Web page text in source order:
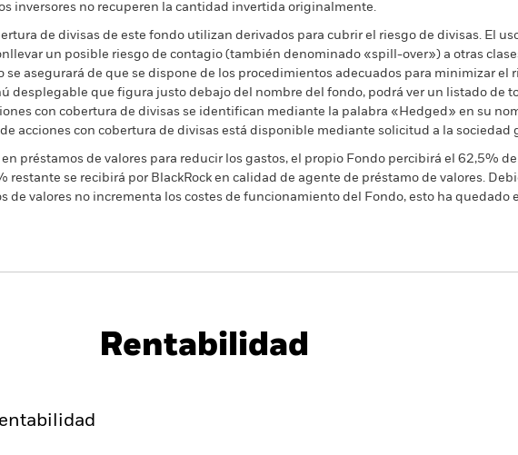
inversores no recuperen la cantidad invertida originalmente.
de divisas de este fondo utilizan derivados para cubrir el riesgo de divisas. El
un posible riesgo de contagio (también denominado «spill-over») a otras
se asegurará de que se dispone de los procedimientos adecuados para minimizar el
desplegable que figura justo debajo del nombre del fondo, podrá ver un listado de
con cobertura de divisas se identifican mediante la palabra «Hedged» en su
acciones con cobertura de divisas está disponible mediante solicitud a la sociedad
préstamos de valores para reducir los gastos, el propio Fondo percibirá el 62,5%
restante se recibirá por BlackRock en calidad de agente de préstamo de valores.
de valores no incrementa los costes de funcionamiento del Fondo, esto ha quedado
Download
Rentabilidad